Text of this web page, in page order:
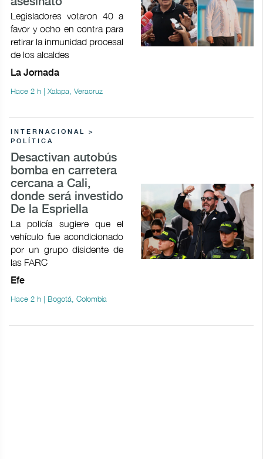
Legisladores votaron 40 a
favor y ocho en contra para
retirar la inmunidad procesal
de los alcaldes
La Jornada
Hace 2 h | Xalapa, Veracruz
INTERNACIONAL >
POLÍTICA
Desactivan autobús
bomba en carretera
cercana a Cali,
donde será investido
De la Espriella
La policía sugiere que el
vehículo fue acondicionado
por un grupo disidente de
las FARC
Efe
Hace 2 h | Bogotá, Colombia